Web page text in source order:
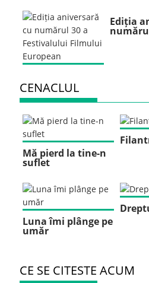
Ediția
CENACLUL
Mă pierd la tine-n
suflet
Luna îmi plânge pe
umăr
CE SE CITESTE ACUM